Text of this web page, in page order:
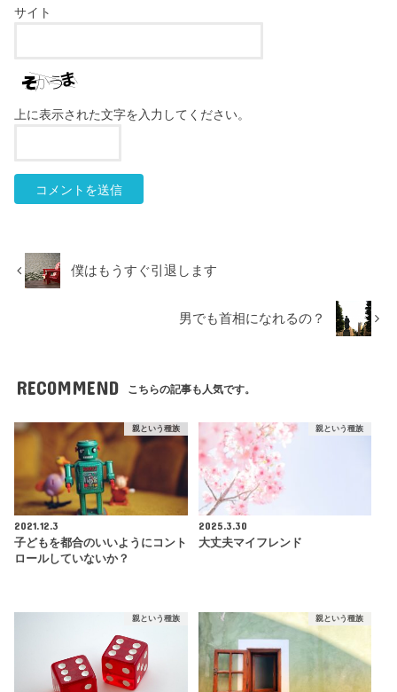
サイト
上に表示された文字を入力してください。
僕はもうすぐ引退します
男でも首相になれるの？
RECOMMEND こちらの記事も人気です。
親という種族
2021.12.3
子どもを都合のいいようにコント
ロールしていないか？
親という種族
2025.3.30
大丈夫マイフレンド
親という種族 親という種族